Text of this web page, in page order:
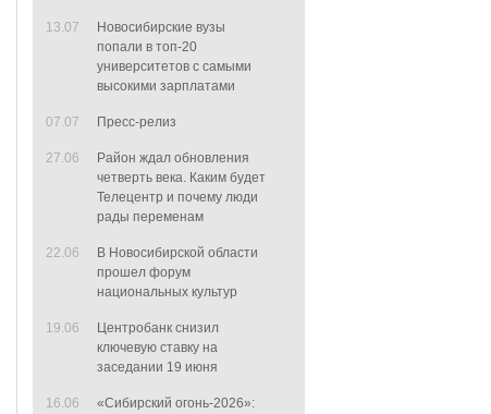
13.07
Новосибирские вузы
попали в топ-20
университетов с самыми
высокими зарплатами
07.07 Пресс-релиз
27.06
Район ждал обновления
четверть века. Каким будет
Телецентр и почему люди
рады переменам
22.06
В Новосибирской области
прошел форум
национальных культур
19.06
Центробанк снизил
ключевую ставку на
заседании 19 июня
16.06
«Сибирский огонь-2026»: